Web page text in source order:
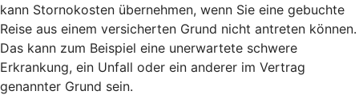
kann Stornokosten übernehmen, wenn Sie eine gebuchte
Reise aus einem versicherten Grund nicht antreten können.
Das kann zum Beispiel eine unerwartete schwere
Erkrankung, ein Unfall oder ein anderer im Vertrag
genannter Grund sein.